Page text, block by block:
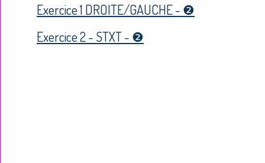
Exercice 1 DROITE/GAUCHE - ❷
Exercice 2 - STXT - ❷